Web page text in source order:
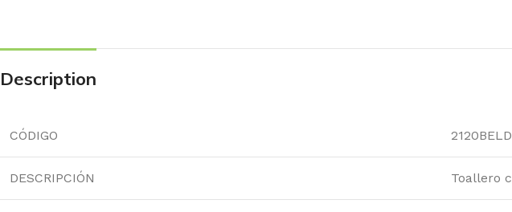
Description
CÓDIGO
DESCRIPCIÓN Toallero